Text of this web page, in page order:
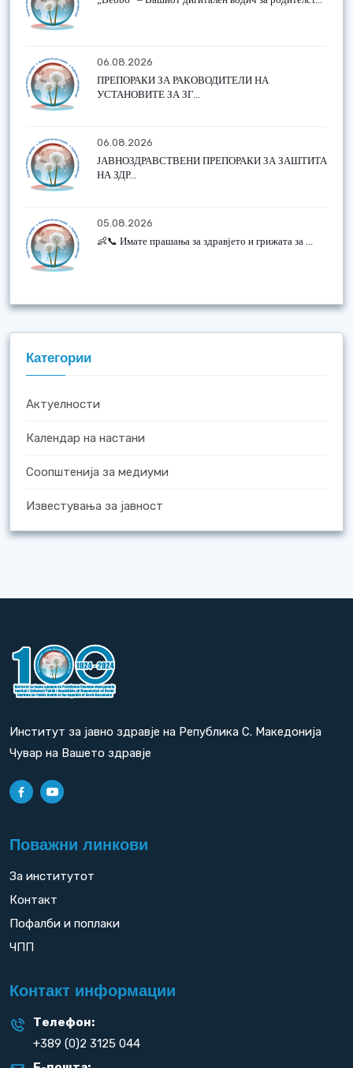
06.08.2026
ПРЕПОРАКИ ЗА РАКОВОДИТЕЛИ НА
УСТАНОВИТЕ ЗА ЗГ...
06.08.2026
ЈАВНОЗДРАВСТВЕНИ ПРЕПОРАКИ ЗА ЗАШТИТА
НА ЗДР...
05.08.2026
👶📞 Имате прашања за здравјето и грижата за ...
Категории
Актуелности
Календар на настани
Соопштенија за медиуми
Известувања за јавност
Институт за јавно здравје на Република С. Македонија
Чувар на Вашето здравје
Поважни линкови
За институтот
Контакт
Пофалби и поплаки
ЧПП
Контакт информации
Телефон:
+389 (0)2 3125 044